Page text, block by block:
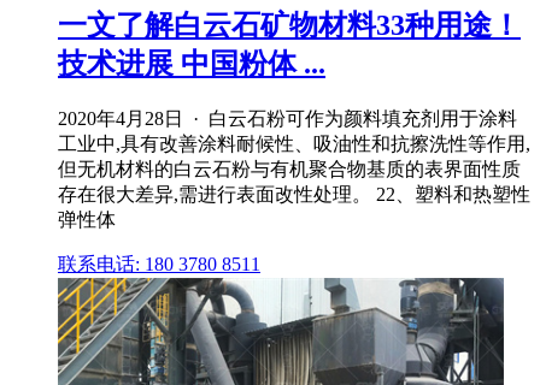
一文了解白云石矿物材料33种用途！
技术进展 中国粉体 ...
2020年4月28日 · 白云石粉可作为颜料填充剂用于涂料
工业中,具有改善涂料耐候性、吸油性和抗擦洗性等作用,
但无机材料的白云石粉与有机聚合物基质的表界面性质
存在很大差异,需进行表面改性处理。 22、塑料和热塑性
弹性体
联系电话: 180 3780 8511